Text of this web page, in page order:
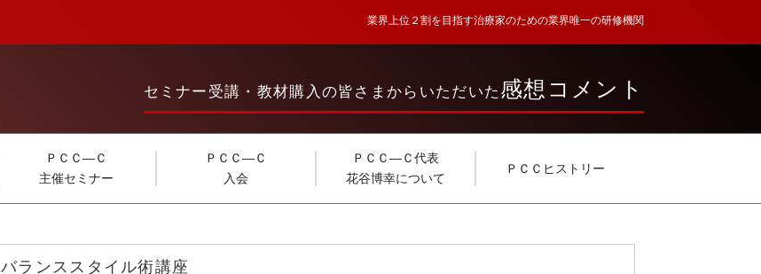
業界上位２割を目指す治療家のための業界唯一の研修機関
セミナー受講・教材購入の皆さまからいただいた 感想コメント
ＰＣＣ―Ｃ
主催セミナー
ＰＣＣ―Ｃ
入会
ＰＣＣ―Ｃ代表
花谷博幸について
ＰＣＣヒストリー
バランススタイル術講座